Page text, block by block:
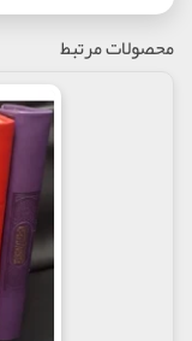
آیا ندیدی
میوه‌هایی
و چهارپایان
این چنین است
او می‌ترسند.
«ثم كلی من كل
بطونها شراب
لایة‌لقوم
بخور و
است، براحتی
رنگ‌های
شفاست. به
اندیشمندان
محصولات مرتبط